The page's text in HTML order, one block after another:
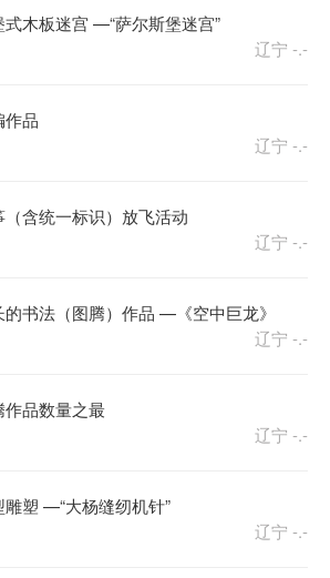
木板迷宫 —“萨尔斯堡迷宫”
辽宁 -.-
作品
辽宁 -.-
含统一标识）放飞活动
辽宁 -.-
书法（图腾）作品 —《空中巨龙》
辽宁 -.-
品数量之最
辽宁 -.-
塑 —“大杨缝纫机针”
辽宁 -.-